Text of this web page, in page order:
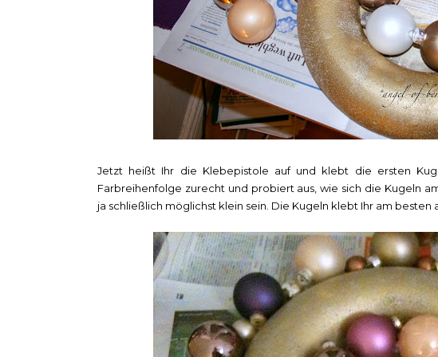
Jetzt heißt Ihr die Klebepistole auf und klebt die ersten
Farbreihenfolge zurecht und probiert aus, wie sich die Kugeln
ja schließlich möglichst klein sein. Die Kugeln klebt Ihr am besten